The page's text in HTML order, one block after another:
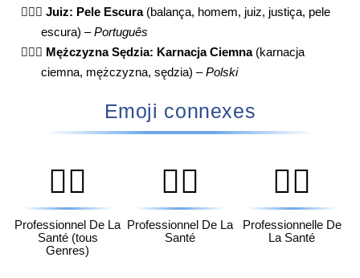
👨🏿‍⚖️ Juiz: Pele Escura(balança, homem, juiz, justiça, pele
escura) –Português
👨🏿‍⚖️ Mężczyzna Sędzia: Karnacja Ciemna(karnacja
ciemna, mężczyzna, sędzia) –Polski
Emoji connexes
🧑‍⚕️
Professionnel De La
Santé (tous
Genres)
👨‍⚕️
Professionnel De La
Santé
👩‍⚕️
Professionnelle De
La Santé